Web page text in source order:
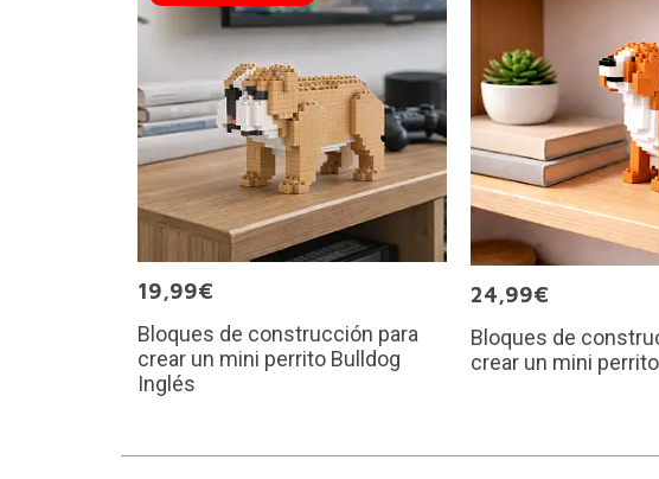
19,99€
Bloques de construcción para
crear un mini perrito Bulldog
Inglés
24,99€
Bloques de
crear un mini